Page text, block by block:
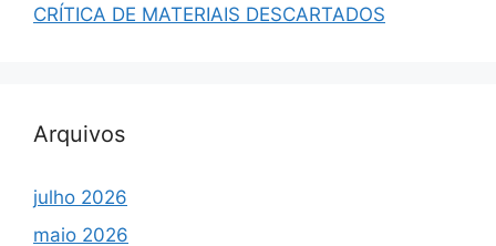
CRÍTICA DE MATERIAIS DESCARTADOS
Arquivos
julho 2026
maio 2026